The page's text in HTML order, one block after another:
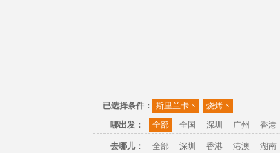
已选择条件： 斯里兰卡 × 烧烤 ×
哪出发：
全部 全国 深圳 广州 香港
去哪儿： 全部 深圳 香港 港澳 湖南